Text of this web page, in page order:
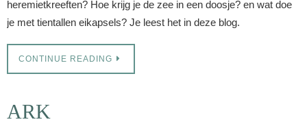
heremietkreeften? Hoe krijg je de zee in een doosje? en wat doe
je met tientallen eikapsels? Je leest het in deze blog.
CONTINUE READING
ARK